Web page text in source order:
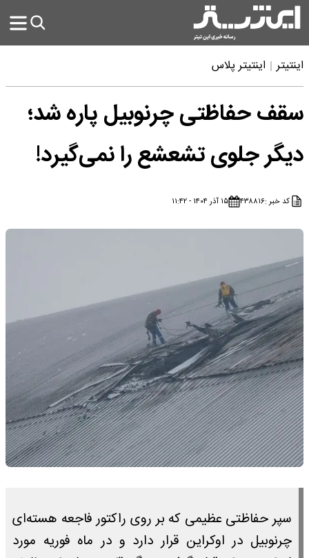
اینتیتر اینتیتر پلاس
سقف حفاظتی چرنوبیل پاره شد؛
دیگر جلوی تشعشع را نمی‌گیرد!
کد خبر :۴۳۸۸۱۶ ۱۵ آذر ۱۴۰۴ - ۱۱:۴۲
سپر حفاظتی عظیمی که بر روی راکتور فاجعه هسته‌ای
چرنوبیل در اوکراین قرار دارد و در ماه فوریه مورد